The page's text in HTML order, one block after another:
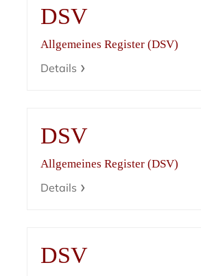
DSV
Allgemeines Register (DSV)
Details
DSV
Allgemeines Register (DSV)
Details
DSV